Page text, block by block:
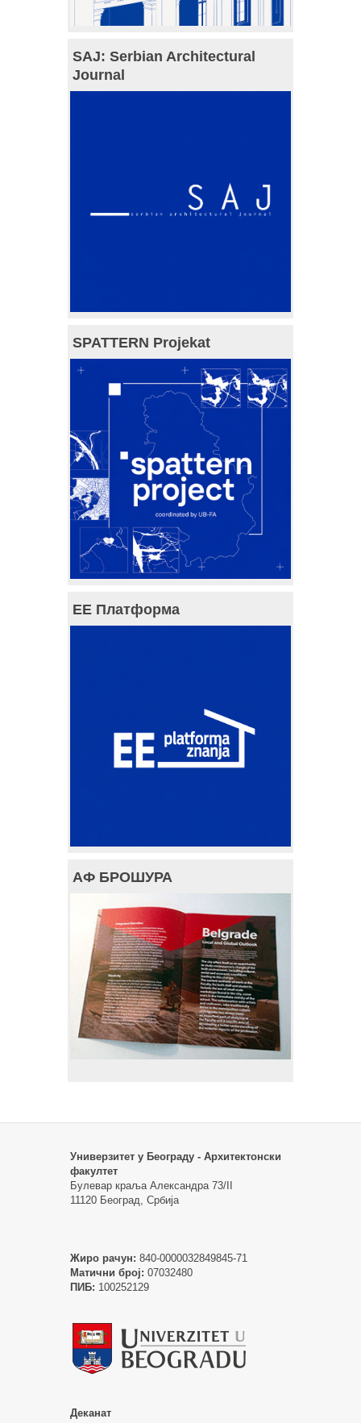
SAJ: Serbian Architectural
Journal
SPATTERN Projekat
ЕЕ Платформа
АФ БРОШУРА
Универзитет у Београду - Архитектонски
факултет
Булевар краља Александра 73/II
11120 Београд, Србија
Жиро рачун: 840-0000032849845-71
Матични број: 07032480
ПИБ: 100252129
Деканат